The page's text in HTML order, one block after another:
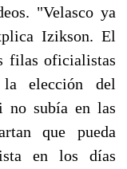
"Velasco ya
Izikson. El
filas oficialistas
elección del
no subía en las
que pueda
en los días